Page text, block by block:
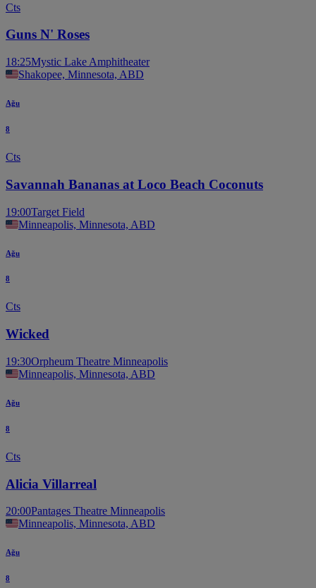
Cts
Guns N' Roses
18:25Mystic Lake Amphitheater
Shakopee, Minnesota, ABD
Ağu
8
Cts
Savannah Bananas at Loco Beach Coconuts
19:00Target Field
Minneapolis, Minnesota, ABD
Ağu
8
Cts
Wicked
19:30Orpheum Theatre Minneapolis
Minneapolis, Minnesota, ABD
Ağu
8
Cts
Alicia Villarreal
20:00Pantages Theatre Minneapolis
Minneapolis, Minnesota, ABD
Ağu
8